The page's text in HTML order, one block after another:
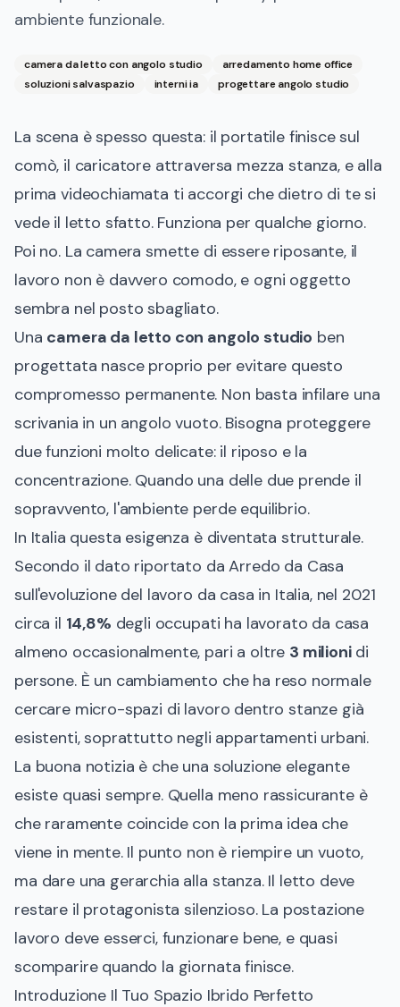
ambiente funzionale.
camera da letto con angolo studio
arredamento home office
soluzioni salvaspazio
interni ia progettare angolo studio
La scena è spesso questa: il portatile finisce sul
comò, il caricatore attraversa mezza stanza, e alla
prima videochiamata ti accorgi che dietro di te si
vede il letto sfatto. Funziona per qualche giorno.
Poi no. La camera smette di essere riposante, il
lavoro non è davvero comodo, e ogni oggetto
sembra nel posto sbagliato.
Una camera da letto con angolo studio ben
progettata nasce proprio per evitare questo
compromesso permanente. Non basta infilare una
scrivania in un angolo vuoto. Bisogna proteggere
due funzioni molto delicate: il riposo e la
concentrazione. Quando una delle due prende il
sopravvento, l'ambiente perde equilibrio.
In Italia questa esigenza è diventata strutturale.
Secondo il dato riportato daArredo da Casa
sull'evoluzione del lavoro da casa in Italia, nel 2021
circa il 14,8% degli occupati ha lavorato da casa
almeno occasionalmente, pari a oltre 3 milionidi
persone. È un cambiamento che ha reso normale
cercare micro-spazi di lavoro dentro stanze già
esistenti, soprattutto negli appartamenti urbani.
La buona notizia è che una soluzione elegante
esiste quasi sempre. Quella meno rassicurante è
che raramente coincide con la prima idea che
viene in mente. Il punto non è riempire un vuoto,
ma dare una gerarchia alla stanza. Il letto deve
restare il protagonista silenzioso. La postazione
lavoro deve esserci, funzionare bene, e quasi
scomparire quando la giornata finisce.
Introduzione Il Tuo Spazio Ibrido Perfetto